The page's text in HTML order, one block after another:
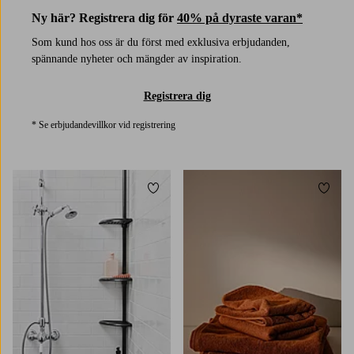
Ny här? Registrera dig för 40% på dyraste varan*
Som kund hos oss är du först med exklusiva erbjudanden,
spännande nyheter och mängder av inspiration.
Registrera dig
* Se erbjudandevillkor vid registrering
Lägg till i favoriter Lägg